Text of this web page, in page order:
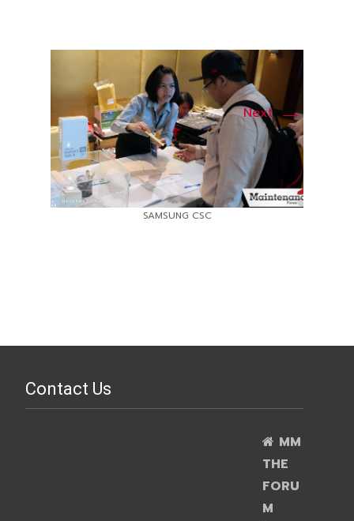
Next→
SAMSUNG CSC
Contact Us
MM
THE
FORU
M